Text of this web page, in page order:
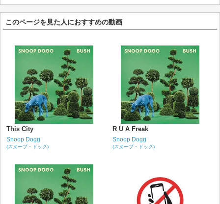
このページを見た人におすすめの動画
This City
Snoop Dogg
(スヌープ・ドッグ)
R U A Freak
Snoop Dogg
(スヌープ・ドッグ)